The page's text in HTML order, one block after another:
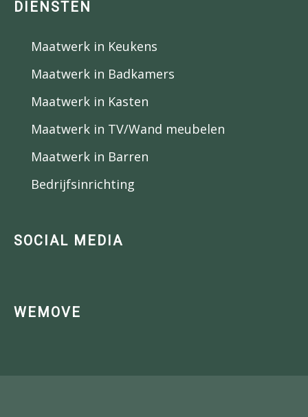
DIENSTEN
Maatwerk in Keukens
Maatwerk in Badkamers
Maatwerk in Kasten
Maatwerk in TV/Wand meubelen
Maatwerk in Barren
Bedrijfsinrichting
SOCIAL MEDIA
WEMOVE